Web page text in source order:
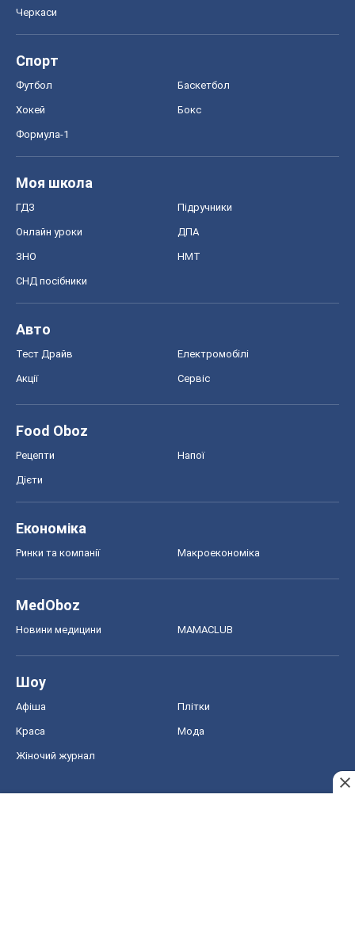
Черкаси
Спорт
Футбол Баскетбол
Хокей Бокс
Формула-1
Моя школа
ГДЗ Підручники
Онлайн уроки ДПА
ЗНО НМТ
СНД посібники
Авто
Тест Драйв Електромобілі
Акції Сервіс
Food Oboz
Рецепти Напої
Дієти
Економіка
Ринки та компанії Макроекономіка
MedOboz
Новини медицини MAMACLUB
Шоу
Афіша Плітки
Краса Мода
Жіночий журнал